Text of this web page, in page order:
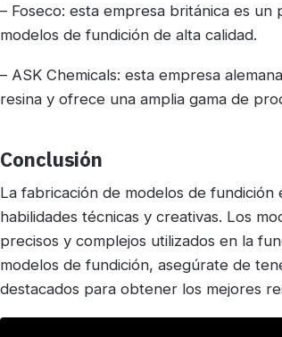
– Foseco: esta empresa británica es
modelos de fundición de alta calidad.
– ASK Chemicals: esta empresa
resina y ofrece una amplia gama de
Conclusión
La fabricación de modelos de
habilidades técnicas y creativas. Los
precisos y complejos utilizados en la
modelos de fundición, asegúrate de
destacados para obtener los mejores